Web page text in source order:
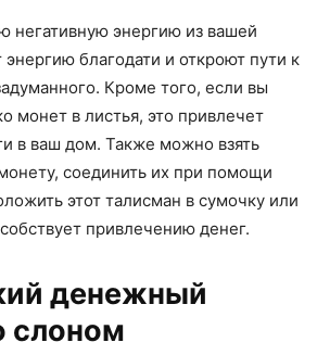
негативную энергию из вашей
благодати и откроют пути к
Кроме того, если вы
монет в листья, это привлечет
в ваш дом. Также можно взять
соединить их при помощи
этот талисман в сумочку или
привлечению денег.
денежный
слоном